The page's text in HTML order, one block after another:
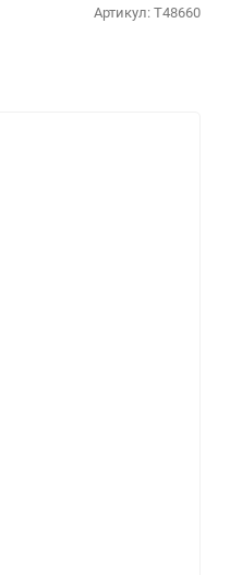
Артикул:T48660